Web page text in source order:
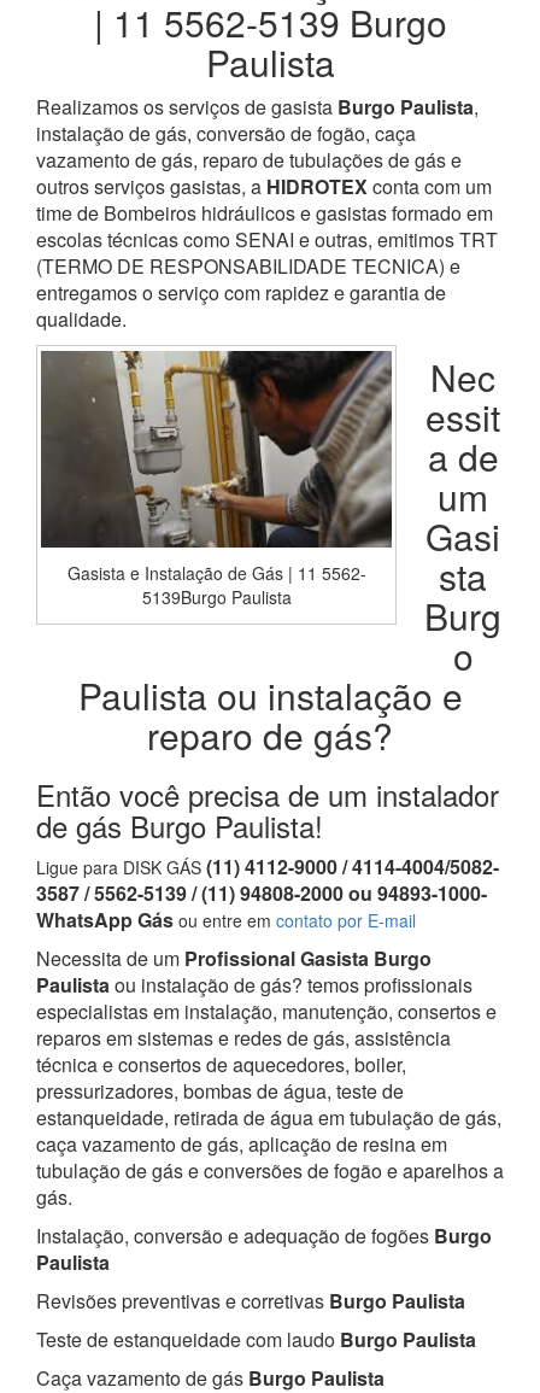
| 11 5562-5139 Burgo
Paulista
Realizamos os serviços de gasista Burgo Paulista,
instalação de gás, conversão de fogão, caça
vazamento de gás, reparo de tubulações de gás e
outros serviços gasistas, a HIDROTEXconta com um
time de Bombeiros hidráulicos e gasistas formado em
escolas técnicas como SENAI e outras, emitimos TRT
(TERMO DE RESPONSABILIDADE TECNICA) e
entregamos o serviço com rapidez e garantia de
qualidade.
Gasista e Instalação de Gás | 11 5562-
5139Burgo Paulista
Nec
essit
a de
um
Gasi
sta
Burg
o
Paulista ou instalação e
reparo de gás?
Então você precisa de um instalador
de gás Burgo Paulista!
Ligue para DISK GÁS (11) 4112-9000 / 4114-4004/5082-
3587 / 5562-5139 / (11) 94808-2000 ou 94893-1000-
WhatsApp Gás ou entre em contato por E-mail
Necessita de um Profissional Gasista Burgo
Paulistaou instalação de gás? temos profissionais
especialistas em instalação, manutenção, consertos e
reparos em sistemas e redes de gás, assistência
técnica e consertos de aquecedores, boiler,
pressurizadores, bombas de água, teste de
estanqueidade, retirada de água em tubulação de gás,
caça vazamento de gás, aplicação de resina em
tubulação de gás e conversões de fogão e aparelhos a
gás.
Instalação, conversão e adequação de fogões Burgo
Paulista
Revisões preventivas e corretivas Burgo Paulista
Teste de estanqueidade com laudo Burgo Paulista
Caça vazamento de gás Burgo Paulista